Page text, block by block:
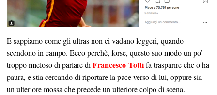
E sappiamo come gli ultras non ci vadano leggeri, quando
scendono in campo. Ecco perchè, forse, questo suo modo un po’
troppo mieloso di parlare di Francesco Tottifa trasparire che o ha
paura, e stia cercando di riportare la pace verso di lui, oppure sia
un ulteriore mossa che precede un ulteriore colpo di scena.